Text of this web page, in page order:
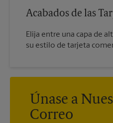
Acabados de las
Elija entre una capa de
su estilo de tarjeta
Únase a
Correo